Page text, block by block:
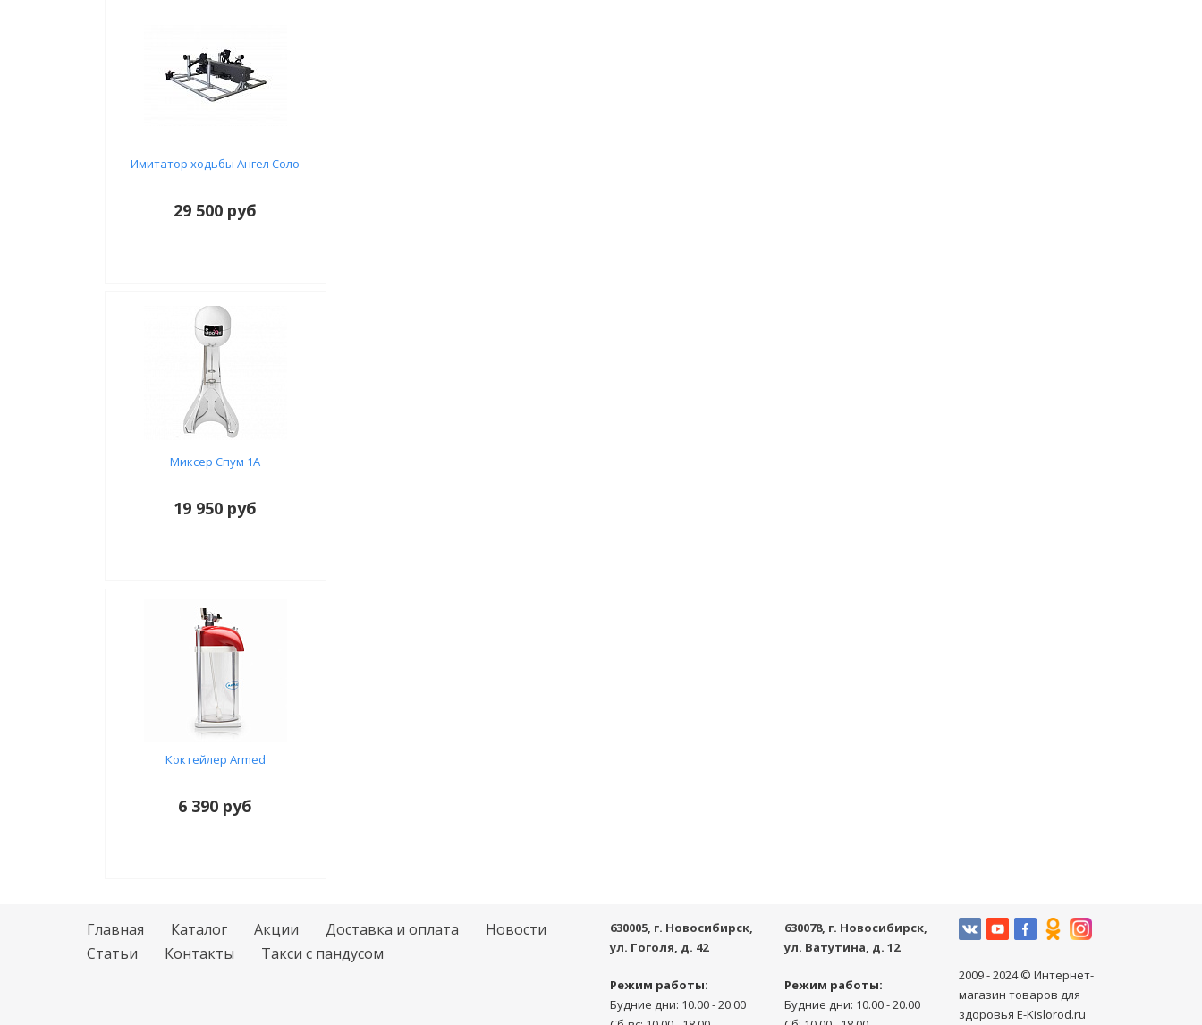
Имитатор ходьбы Ангел Соло
29 500 руб
Миксер Спум 1А
19 950 руб
Коктейлер Armed
6 390 руб
Главная Каталог Акции Доставка и оплата
Новости
Статьи
Контакты Такси с пандусом
630005, г. Новосибирск,
ул. Гоголя, д. 42
Режим работы:
Будние дни: 10.00 - 20.00
630078, г. Новосибирск,
ул. Ватутина, д. 12
Режим работы:
Будние дни: 10.00 - 20.00
2009 - 2024 © Интернет-
магазин товаров для
здоровья E-Kislorod.ru